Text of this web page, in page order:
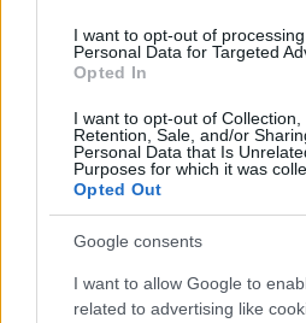
I want to opt-out of
Personal Data for Targeted
Opted In
I want to opt-out of Collection,
Retention, Sale, and/or
Personal Data that Is
Purposes for which it was
Opted Out
Google consents
I want to allow Google to
related to advertising like
Csúcsról a padlóra:
számokat hozott a
2024. október 22.
Ki gondolta volna egy évvel
legyőzhetetlennek tűnő
hozni? ...